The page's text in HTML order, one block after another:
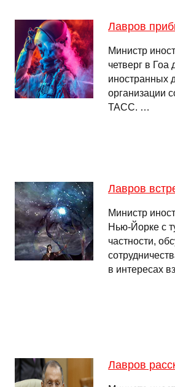
Лавров
Министр
четверг в Гоа
иностранных
организации
ТАСС. …
Лавров
Министр
Нью-Йорке с
частности,
в интересах
Лавров